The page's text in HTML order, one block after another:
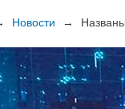
Новости →